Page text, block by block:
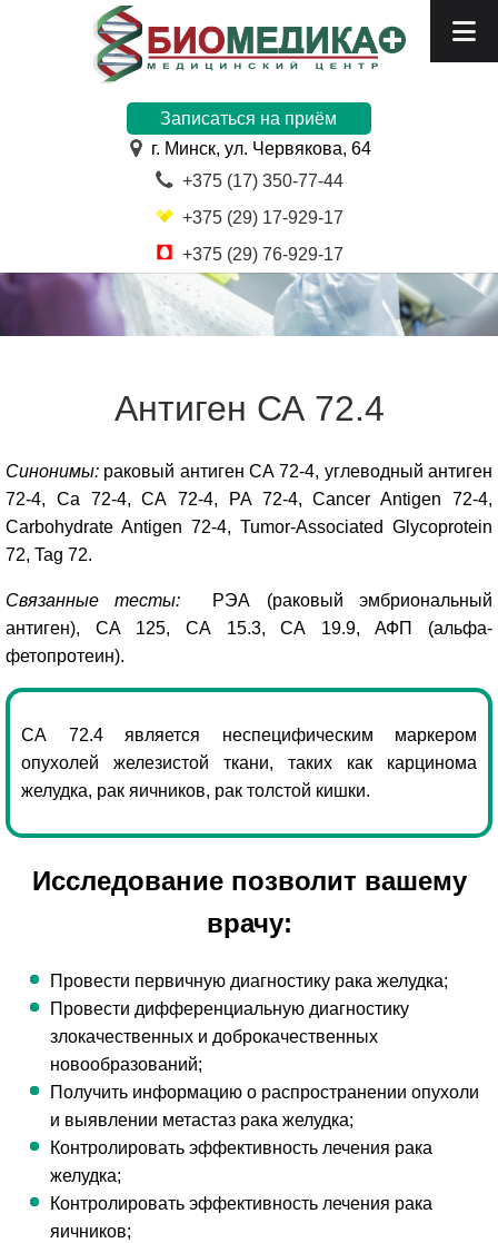
Записаться на приём
г. Минск, ул. Червякова, 64
+375 (17) 350-77-44
+375 (29) 17-929-17
+375 (29) 76-929-17
Антиген СА 72.4
Синонимы: раковый антиген СА 72-4, углеводный антиген
72-4, Са 72-4, СА 72-4, PA 72-4, Cancer Antigen 72-4,
Carbohydrate Antigen 72-4, Tumor-Associated Glycoprotein
72, Tag 72.
Связанные тесты: РЭА (раковый эмбриональный
антиген), СА 125, СА 15.3, СА 19.9, АФП (альфа-
фетопротеин).
СА 72.4 является неспецифическим маркером
опухолей железистой ткани, таких как карцинома
желудка, рак яичников, рак толстой кишки.
Исследование позволит вашему
врачу:
Провести первичную диагностику рака желудка;
Провести дифференциальную диагностику
злокачественных и доброкачественных
новообразований;
Получить информацию о распространении опухоли
и выявлении метастаз рака желудка;
Контролировать эффективность лечения рака
желудка;
Контролировать эффективность лечения рака
яичников;